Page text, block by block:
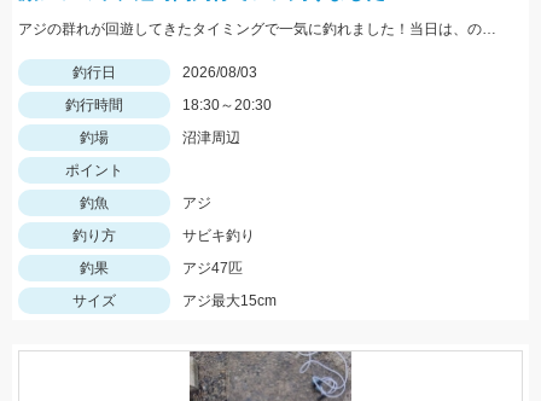
アジの群れが回遊してきたタイミングで一気に釣れました！当日は、のべ竿と豆アジマッチ・スピード餌つけ器仕掛・生アミエビなどを使用しました。
釣行日
2026/08/03
釣行時間
18:30～20:30
釣場
沼津周辺
ポイント
釣魚
アジ
釣り方
サビキ釣り
釣果
アジ47匹
サイズ
アジ最大15cm